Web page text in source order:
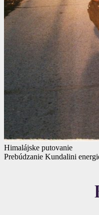
Himalájske putovanie
Prebúdzanie Kundalini